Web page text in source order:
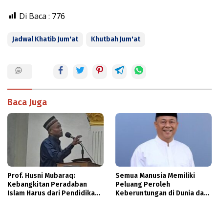
Di Baca : 776
Jadwal Khatib Jum'at Khutbah Jum'at
Baca Juga
Prof. Husni Mubaraq:
Kebangkitan Peradaban
Islam Harus dari Pendidikan
Semua Manusia Memiliki
Peluang Peroleh
Keberuntungan di Dunia dan